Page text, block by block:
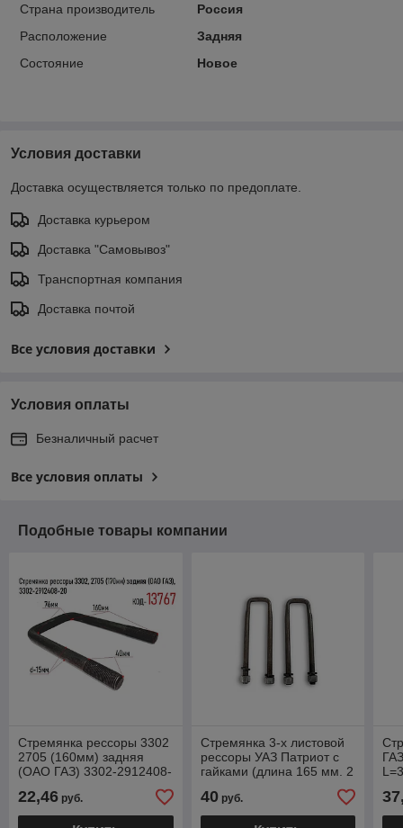
Страна производитель
Россия
Расположение
Задняя
Состояние
Новое
Условия доставки
Доставка осуществляется только по предоплате.
Доставка курьером
Доставка "Самовывоз"
Транспортная компания
Доставка почтой
Все условия доставки
Условия оплаты
Безналичный расчет
Все условия оплаты
Подобные товары компании
Стремянка рессоры 3302
2705 (160мм) задняя
(ОАО ГАЗ) 3302-2912408-
22,46 руб.
Стремянка 3-х листовой
рессоры УАЗ Патриот с
гайками (длина 165 мм. 2
2912408-10
40руб.